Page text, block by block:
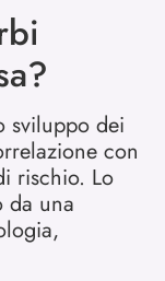
sviluppo dei
con
rischio. Lo
da una